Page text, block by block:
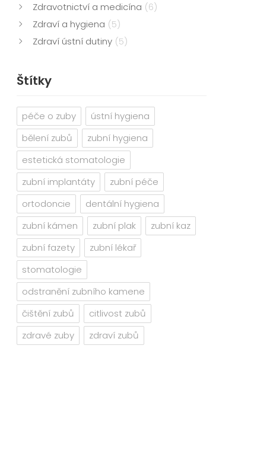
Zdravotnictví a medicína (6)
Zdraví a hygiena (5)
Zdraví ústní dutiny (5)
Štítky
péče o zuby
ústní hygiena
bělení zubů
zubní hygiena
estetická stomatologie
zubní implantáty
zubní péče
ortodoncie
dentální hygiena
zubní kámen
zubní plak
zubní kaz
zubní fazety
zubní lékař
stomatologie
odstranění zubního kamene
čištění zubů
citlivost zubů
zdravé zuby
zdraví zubů